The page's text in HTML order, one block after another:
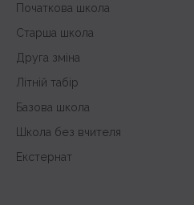
Початкова школа
Старша школа
Друга зміна
Літній табір
Базова школа
Школа без вчителя
Екстернат